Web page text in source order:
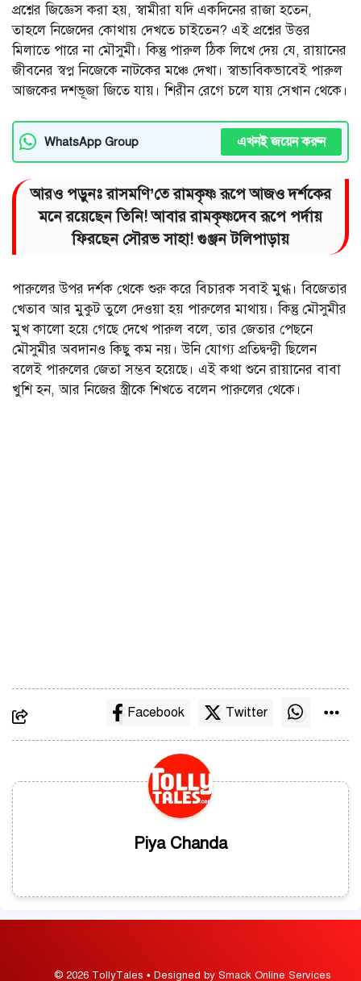
প্রশ্নের জিজ্ঞেস করা হয়, স্বামীরা যদি একদিনের রাজা হতেন,
তাহলে নিজেদের কোথায় দেখতে চাইতেন? এই প্রশ্নের উত্তর
মিলাতে পারে না মৌসুমী। কিন্তু পারুল ঠিক লিখে দেয় যে, রায়ানের
জীবনের স্বপ্ন নিজেকে নাটকের মঞ্চে দেখা। স্বাভাবিকভাবেই পারুল
আজকের দশভূজা জিতে যায়। শিরীন রেগে চলে যায় সেখান থেকে।
WhatsApp Group এখনই জয়েন করুন
আরও পড়ুনঃ রাসমণি’তে রামকৃষ্ণ রূপে আজ‌ও দর্শকের
মনে রয়েছেন তিনি! আবার রামকৃষ্ণদেব রূপে পর্দায়
ফিরছেন সৌরভ সাহা! গুঞ্জন টলিপাড়ায়
পারুলের উপর দর্শক থেকে শুরু করে বিচারক সবাই মুগ্ধ। বিজেতার
খেতাব আর মুকুট তুলে দেওয়া হয় পারুলের মাথায়। কিন্তু মৌসুমীর
মুখ কালো হয়ে গেছে দেখে পারুল বলে, তার জেতার পেছনে
মৌসুমীর অবদানও কিছু কম নয়। উনি যোগ্য প্রতিদ্বন্দ্বী ছিলেন
বলেই পারুলের জেতা সম্ভব হয়েছে। এই কথা শুনে রায়ানের বাবা
খুশি হন, আর নিজের স্ত্রীকে শিখতে বলেন পারুলের থেকে।
Facebook Twitter
Piya Chanda
© 2026 TollyTales • Designed by Smack Online Services